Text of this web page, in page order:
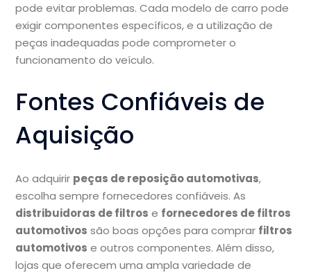
pode evitar problemas. Cada modelo de carro pode
exigir componentes específicos, e a utilização de
peças inadequadas pode comprometer o
funcionamento do veículo.
Fontes Confiáveis de
Aquisição
Ao adquirir peças de reposição automotivas,
escolha sempre fornecedores confiáveis. As
distribuidoras de filtros e fornecedores de filtros
automotivos são boas opções para comprar filtros
automotivos e outros componentes. Além disso,
lojas que oferecem uma ampla variedade de